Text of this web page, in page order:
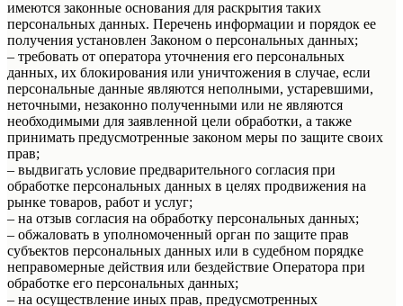
имеются законные основания для раскрытия таких
персональных данных. Перечень информации и порядок ее
получения установлен Законом о персональных данных;
– требовать от оператора уточнения его персональных
данных, их блокирования или уничтожения в случае, если
персональные данные являются неполными, устаревшими,
неточными, незаконно полученными или не являются
необходимыми для заявленной цели обработки, а также
принимать предусмотренные законом меры по защите своих
прав;
– выдвигать условие предварительного согласия при
обработке персональных данных в целях продвижения на
рынке товаров, работ и услуг;
– на отзыв согласия на обработку персональных данных;
– обжаловать в уполномоченный орган по защите прав
субъектов персональных данных или в судебном порядке
неправомерные действия или бездействие Оператора при
обработке его персональных данных;
– на осуществление иных прав, предусмотренных